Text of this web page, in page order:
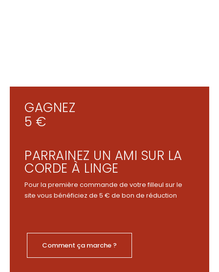
GAGNEZ
5 €
PARRAINEZ UN AMI SUR LA
CORDE À LINGE
Pour la première commande de votre filleul sur le
site vous bénéficiez de 5 € de bon de réduction
Comment ça marche ?